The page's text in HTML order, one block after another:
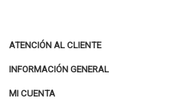
ATENCIÓN AL CLIENTE
INFORMACIÓN GENERAL
MI CUENTA